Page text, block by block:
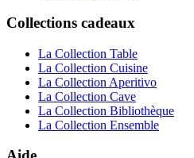
Collections cadeaux
La Collection Table
La Collection Cuisine
La Collection Aperitivo
La Collection Cave
La Collection Bibliothèque
La Collection Ensemble